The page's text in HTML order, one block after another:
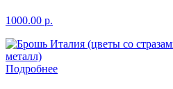
1000.00 р.
Подробнее